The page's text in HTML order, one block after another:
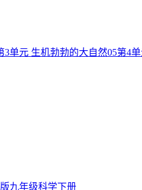
3单元 生机勃勃的大自然05第4
九年级科学下册